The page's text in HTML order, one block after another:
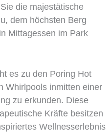
die majestätische
dem höchsten Berg
Mittagessen im Park
es zu den Poring Hot
Whirlpools inmitten einer
zu erkunden. Diese
Kräfte besitzen
Wellnesserlebnis